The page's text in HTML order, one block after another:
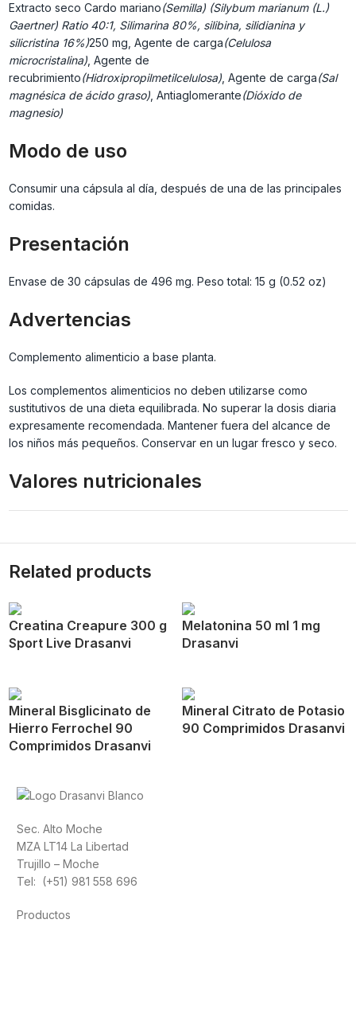
Extracto seco Cardo mariano(Semilla) (Silybum marianum (L.)
Gaertner) Ratio 40:1, Silimarina 80%, silibina, silidianina y
silicristina 16%)250 mg, Agente de carga(Celulosa
microcristalina), Agente de
recubrimiento(Hidroxipropilmetilcelulosa), Agente de carga(Sal
magnésica de ácido graso), Antiaglomerante(Dióxido de
magnesio)
Modo de uso
Consumir una cápsula al día, después de una de las principales
comidas.
Presentación
Envase de 30 cápsulas de 496 mg. Peso total: 15 g (0.52 oz)
Advertencias
Complemento alimenticio a base planta.
Los complementos alimenticios no deben utilizarse como
sustitutivos de una dieta equilibrada. No superar la dosis diaria
expresamente recomendada. Mantener fuera del alcance de
los niños más pequeños. Conservar en un lugar fresco y seco.
Valores nutricionales
Related products
Creatina Creapure 300 g
Sport Live Drasanvi
Melatonina 50 ml 1 mg
Drasanvi
Mineral Bisglicinato de
Hierro Ferrochel 90
Comprimidos Drasanvi
Mineral Citrato de Potasio
90 Comprimidos Drasanvi
Sec. Alto Moche
MZA LT14 La Libertad
Trujillo – Moche
Tel: (+51) 981 558 696
Productos